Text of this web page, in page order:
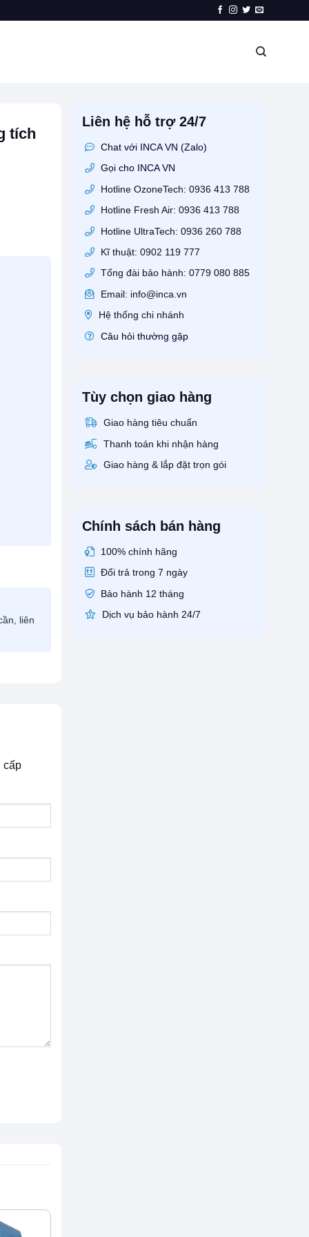
tích
liên
cấp
Liên hệ hỗ trợ 24/7
Chat với INCA VN (Zalo)
Gọi cho INCA VN
Hotline OzoneTech: 0936 413 788
Hotline Fresh Air: 0936 413 788
Hotline UltraTech: 0936 260 788
Kĩ thuật: 0902 119 777
Tổng đài bảo hành: 0779 080 885
Email: info@inca.vn
Hệ thống chi nhánh
Câu hỏi thường gặp
Tùy chọn giao hàng
Giao hàng tiêu chuẩn
Thanh toán khi nhận hàng
Giao hàng & lắp đặt trọn gói
Chính sách bán hàng
100% chính hãng
Đổi trả trong 7 ngày
Bảo hành 12 tháng
Dịch vụ bảo hành 24/7